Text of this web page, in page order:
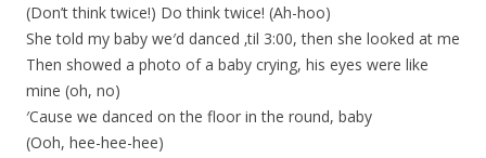
(Don’t think twice!) Do think twice! (Ah-hoo)
She told my baby we′d danced ‚til 3:00, then she looked at me
Then showed a photo of a baby crying, his eyes were like
mine (oh, no)
′Cause we danced on the floor in the round, baby
(Ooh, hee-hee-hee)